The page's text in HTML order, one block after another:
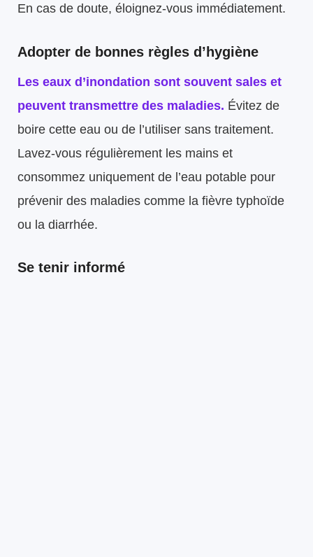
En cas de doute, éloignez-vous immédiatement.
Adopter de bonnes règles d’hygiène
Les eaux d’inondation sont souvent sales et
peuvent transmettre des maladies. Évitez de
boire cette eau ou de l’utiliser sans traitement.
Lavez-vous régulièrement les mains et
consommez uniquement de l’eau potable pour
prévenir des maladies comme la fièvre typhoïde
ou la diarrhée.
Se tenir informé